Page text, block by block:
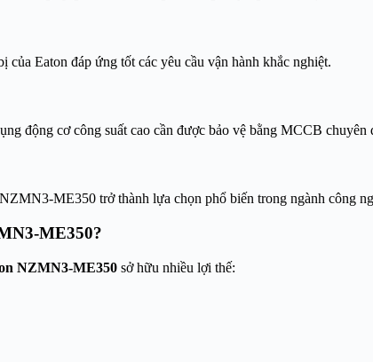
Eaton đáp ứng tốt các yêu cầu vận hành khắc nghiệt.
động cơ công suất cao cần được bảo vệ bằng MCCB chuyên
ME350 trở thành lựa chọn phổ biến trong ngành công
ME350?
NZMN3-ME350 sở hữu nhiều lợi thế: